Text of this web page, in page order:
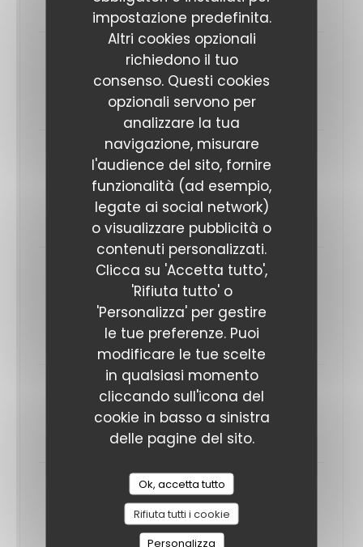
impostazione predefinita.
Altri cookies opzionali
richiedono il tuo
consenso. Questi cookies
opzionali servono per
analizzare la tua
navigazione, misurare
l'audience del sito, fornire
funzionalità (ad esempio,
legate ai social network)
o visualizzare pubblicità o
contenuti personalizzati.
Clicca su 'Accetta tutto',
'Rifiuta tutto' o
'Personalizza' per gestire
le tue preferenze. Puoi
modificare le tue scelte
in qualsiasi momento
cliccando sull'icona del
cookie in basso a sinistra
delle pagine del sito.
Ok, accetta tutto
Rifiuta tutti i cookie
Personalizza
Andalouse
Sauce tomate, mozzarella, chorizo, poivrons
17,80 EUR
Raclette
Base crème, mozzarella, jambon cru, jambon
blanc, pommes de terre, fromage à raclette
20,80 EUR
Bormio
Sauce tomate, mozzarella, jambon cru,
parmesan, roquette
20,80 EUR
Salmon
Base crème, mozzarella, saumon fumé, citron
19,80 EUR
Calzone
Sauce tomate, mozzarella, jambon blanc, oeuf,
champignons